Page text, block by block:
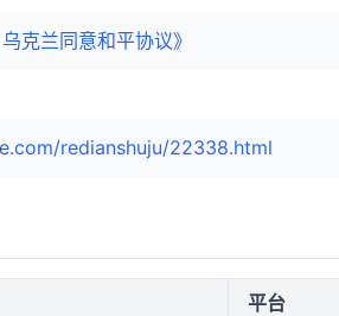
克兰同意和平协议》
redianshuju/22338.html
平台